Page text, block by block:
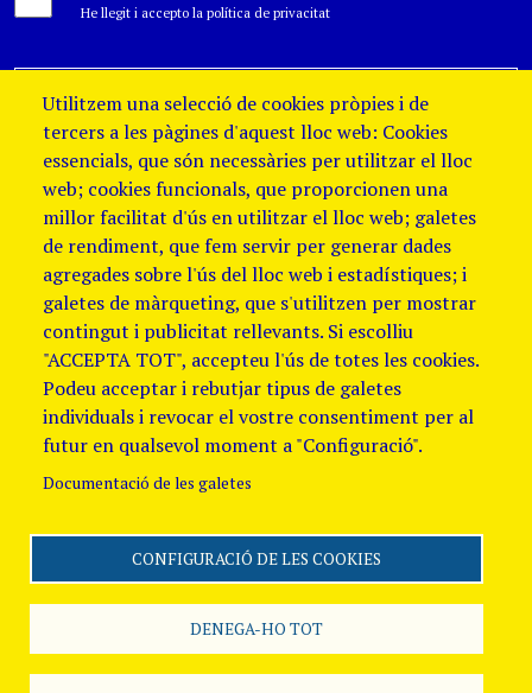
He llegit i accepto la política de privacitat
Utilitzem una selecció de cookies pròpies i de
tercers a les pàgines d'aquest lloc web: Cookies
essencials, que són necessàries per utilitzar el lloc
web; cookies funcionals, que proporcionen una
millor facilitat d'ús en utilitzar el lloc web; galetes
de rendiment, que fem servir per generar dades
agregades sobre l'ús del lloc web i estadístiques; i
galetes de màrqueting, que s'utilitzen per mostrar
contingut i publicitat rellevants. Si escolliu
"ACCEPTA TOT", accepteu l'ús de totes les cookies.
Podeu acceptar i rebutjar tipus de galetes
individuals i revocar el vostre consentiment per al
futur en qualsevol moment a "Configuració".
Documentació de les galetes
CONFIGURACIÓ DE LES COOKIES
DENEGA-HO TOT
Política de
Privacitat
Canal
de denúncies